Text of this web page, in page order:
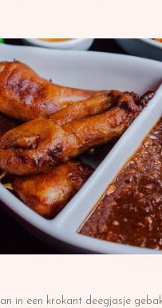
in een krokant deegjasje